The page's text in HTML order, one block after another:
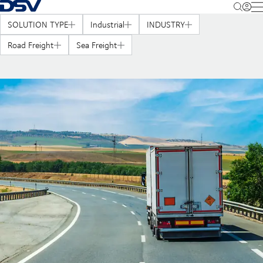
Takaisin kotisivulle
SOLUTION TYPE Industrial
INDUSTRY
Road Freight
Sea Freight